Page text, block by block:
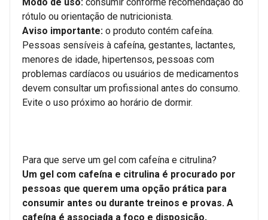
rótulo ou orientação de nutricionista.
Aviso importante: o produto contém cafeína.
Pessoas sensíveis à cafeína, gestantes, lactantes,
menores de idade, hipertensos, pessoas com
problemas cardíacos ou usuários de medicamentos
devem consultar um profissional antes do consumo.
Evite o uso próximo ao horário de dormir.
Para que serve um gel com cafeína e citrulina?
Um gel com cafeína e citrulina é procurado por
pessoas que querem uma opção prática para
consumir antes ou durante treinos e provas. A
cafeína é associada a foco e disposição,